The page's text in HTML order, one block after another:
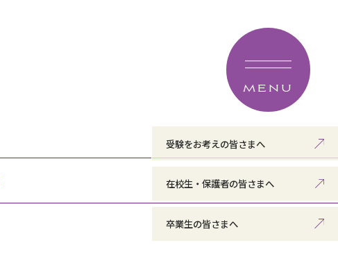
MENU
受験をお考えの皆さまへ
在校生・保護者の皆さまへ
卒業生の皆さまへ